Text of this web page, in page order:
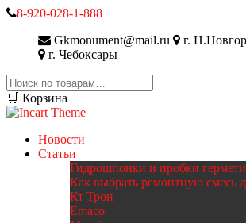
8-920-028-1-888
Gkmonument@mail.ru
г.
г. Чебоксары
Искать:
🛒 Корзина
Новости
Статьи
Гидрошпонки и пробки
Как выбрать ремонтную смесь
Кт Трон
Emaco